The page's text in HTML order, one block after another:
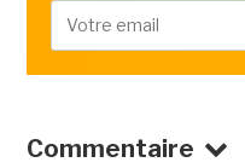
Commentaire